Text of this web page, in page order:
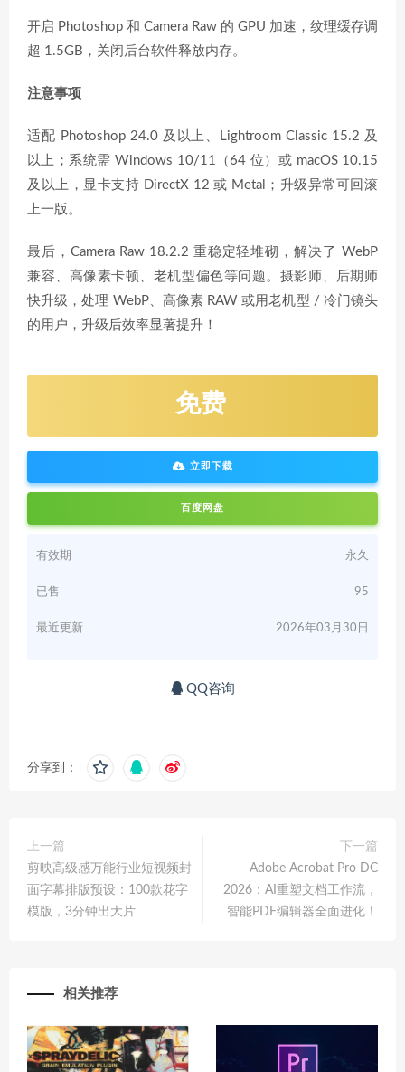
开启 Photoshop 和 Camera Raw 的 GPU 加速，纹理缓存调
超 1.5GB，关闭后台软件释放内存。
注意事项
适配 Photoshop 24.0 及以上、Lightroom Classic 15.2 及
以上；系统需 Windows 10/11（64 位）或 macOS 10.15
及以上，显卡支持 DirectX 12 或 Metal；升级异常可回滚
上一版。
最后，Camera Raw 18.2.2 重稳定轻堆砌，解决了 WebP
兼容、高像素卡顿、老机型偏色等问题。摄影师、后期师
快升级，处理 WebP、高像素 RAW 或用老机型 / 冷门镜头
的用户，升级后效率显著提升！
免费
立即下载
百度网盘
有效期 永久
已售 95
最近更新 2026年03月30日
QQ咨询
分享到：
上一篇
剪映高级感万能行业短视频封
面字幕排版预设：100款花字
模版，3分钟出大片
下一篇
Adobe Acrobat Pro DC
2026：AI重塑文档工作流，
智能PDF编辑器全面进化！
相关推荐